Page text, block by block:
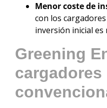
Menor coste de
con los
inversión inicial es
Greening
cargadores